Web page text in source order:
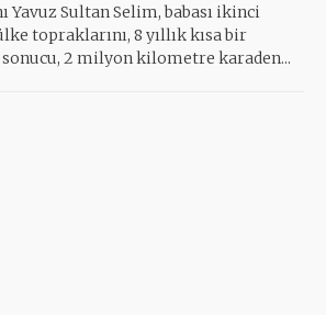
Yavuz Sultan Selim, babası ikinci
topraklarını, 8 yıllık kısa bir
2 milyon kilometre karaden...